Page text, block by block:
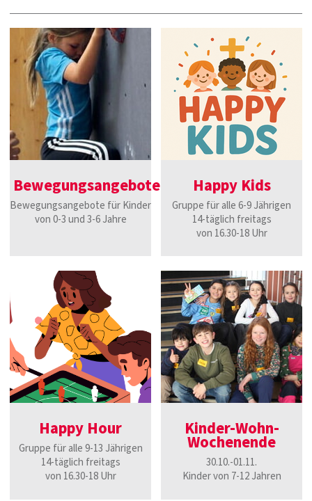
Bewegungsangebote
Bewegungsangebote für Kinder
von 0-3 und 3-6 Jahre
Happy Hour
Gruppe für alle 9-13 Jährigen
14-täglich freitags
von 16.30-18 Uhr
Happy Kids
Gruppe für alle 6-9 Jährigen
14-täglich freitags
von 16.30-18 Uhr
Kinder-Wohn-
Wochenende
30.10.-01.11.
Kinder von 7-12 Jahren